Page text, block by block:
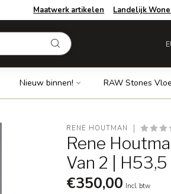
Maatwerk artikelen Landelijk
Nieuw binnen! RAW Stones
RENE HOUTMAN
Rene
Van 2 |
€350,00 Incl. btw